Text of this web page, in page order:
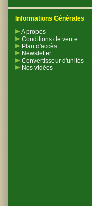
Informations Générales
A propos
Conditions de vente
Plan d'accès
Newsletter
Convertisseur d'unités
Nos vidéos